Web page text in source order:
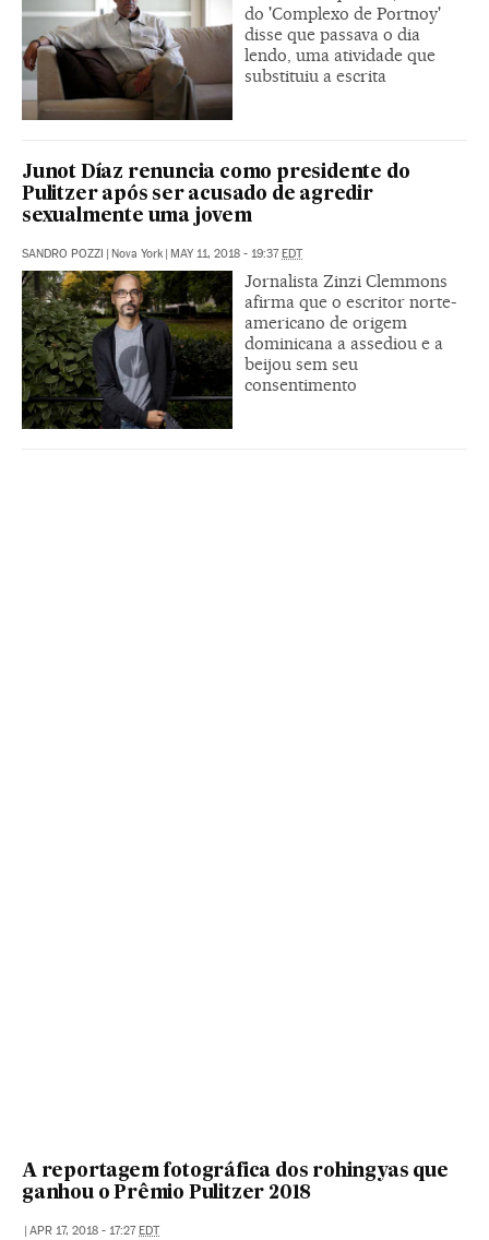
do 'Complexo de Portnoy'
disse que passava o dia
lendo, uma atividade que
substituiu a escrita
Junot Díaz renuncia como presidente do
Pulitzer após ser acusado de agredir
sexualmente uma jovem
SANDRO POZZI | Nova York | MAY 11, 2018 - 19:37EDT
Jornalista Zinzi Clemmons
afirma que o escritor norte-
americano de origem
dominicana a assediou e a
beijou sem seu
consentimento
A reportagem fotográfica dos rohingyas que
ganhou o Prêmio Pulitzer 2018
| APR 17, 2018 - 17:27EDT